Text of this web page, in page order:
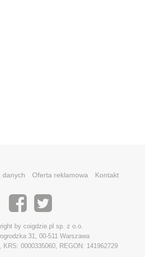
danych Oferta reklamowa Kontakt
by coigdzie.pl sp. z o.o.
31, 00-511 Warszawa
KRS: 0000335060, REGON: 141962729